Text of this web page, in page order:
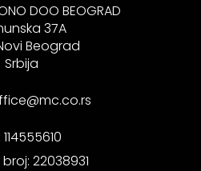
DOO BEOGRAD
37A
Beograd
Srbija
114555610
22038931